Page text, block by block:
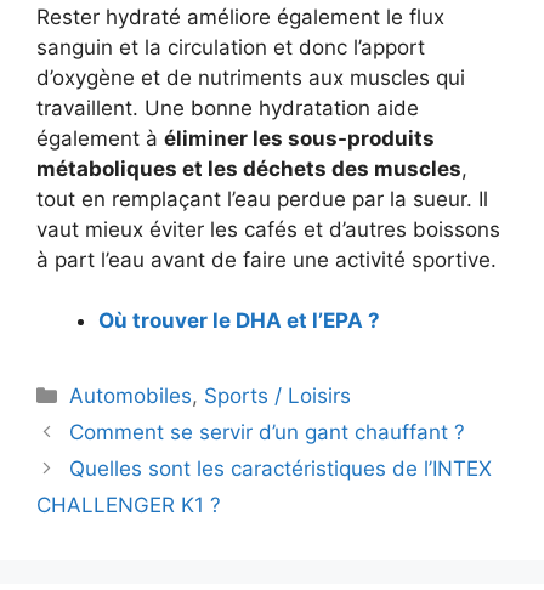
Rester hydraté améliore également le flux
sanguin et la circulation et donc l’apport
d’oxygène et de nutriments aux muscles qui
travaillent. Une bonne hydratation aide
également à éliminer les sous-produits
métaboliques et les déchets des muscles,
tout en remplaçant l’eau perdue par la sueur. Il
vaut mieux éviter les cafés et d’autres boissons
à part l’eau avant de faire une activité sportive.
Où trouver le DHA et l’EPA ?
Catégories
Automobiles, Sports / Loisirs
Navigation
des
Comment se servir d’un gant chauffant ?
Quelles sont les caractéristiques de l’INTEX
CHALLENGER K1 ?